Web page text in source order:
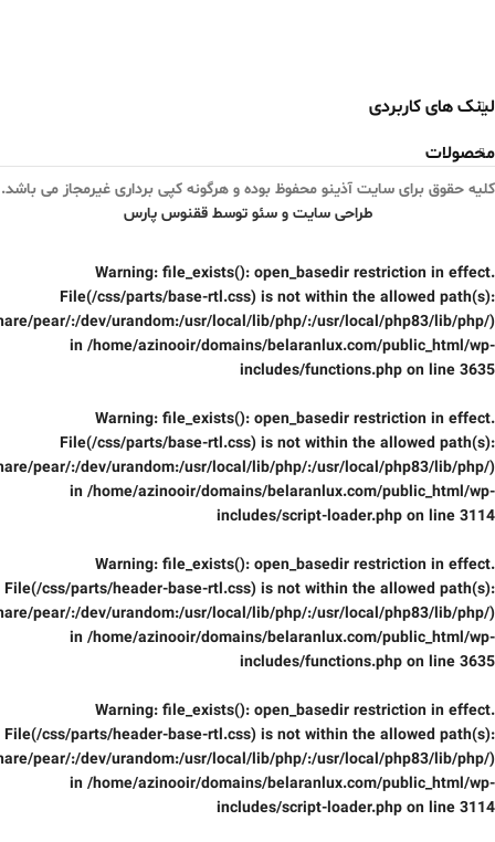
لینک های کاربردی
محصولات
کلیه حقوق برای سایت آذینو محفوظ بوده و هرگونه کپی برداری غیرمجاز می باشد.
طراحی سایت و سئو توسط ققنوس پارس
Warning: file_exists(): open_basedir restriction in effect.
File(/css/parts/base-rtl.css) is not within the allowed path(s):
pear/:/dev/urandom:/usr/local/lib/php/:/usr/local/php83/lib/php/)
in /home/azinooir/domains/belaranlux.com/public_html/wp-
includes/functions.php on line 3635
Warning: file_exists(): open_basedir restriction in effect.
File(/css/parts/base-rtl.css) is not within the allowed path(s):
pear/:/dev/urandom:/usr/local/lib/php/:/usr/local/php83/lib/php/)
in /home/azinooir/domains/belaranlux.com/public_html/wp-
includes/script-loader.php on line 3114
Warning: file_exists(): open_basedir restriction in effect.
File(/css/parts/header-base-rtl.css) is not within the allowed path(s):
pear/:/dev/urandom:/usr/local/lib/php/:/usr/local/php83/lib/php/)
in /home/azinooir/domains/belaranlux.com/public_html/wp-
includes/functions.php on line 3635
Warning: file_exists(): open_basedir restriction in effect.
File(/css/parts/header-base-rtl.css) is not within the allowed path(s):
pear/:/dev/urandom:/usr/local/lib/php/:/usr/local/php83/lib/php/)
in /home/azinooir/domains/belaranlux.com/public_html/wp-
includes/script-loader.php on line 3114